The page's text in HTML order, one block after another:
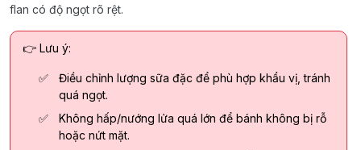
flan có độ ngọt rõ rệt.
👉 Lưu ý:
Điều chỉnh lượng sữa đặc để phù hợp khẩu vị, tránh
quá ngọt.
Không hấp/nướng lửa quá lớn để bánh không bị rỗ
hoặc nứt mặt.